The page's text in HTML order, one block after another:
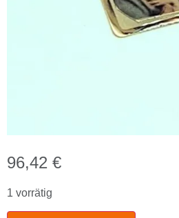
96,42 €
1 vorrätig